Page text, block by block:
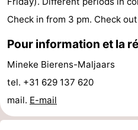
vue
Terrains
-
jeux
de
Villages
Check in from 3 pm. Check
Pour information et la
Mineke Bierens-Maljaars
tel. +31 629 137 620
mail. E-mail